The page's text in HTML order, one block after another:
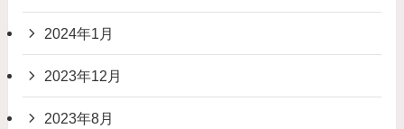
2024年1月
2023年12月
2023年8月